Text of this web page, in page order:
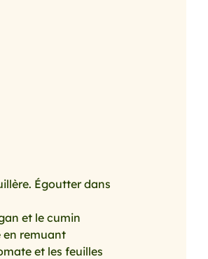
Égoutter dans
et le cumin
en remuant
et les feuilles